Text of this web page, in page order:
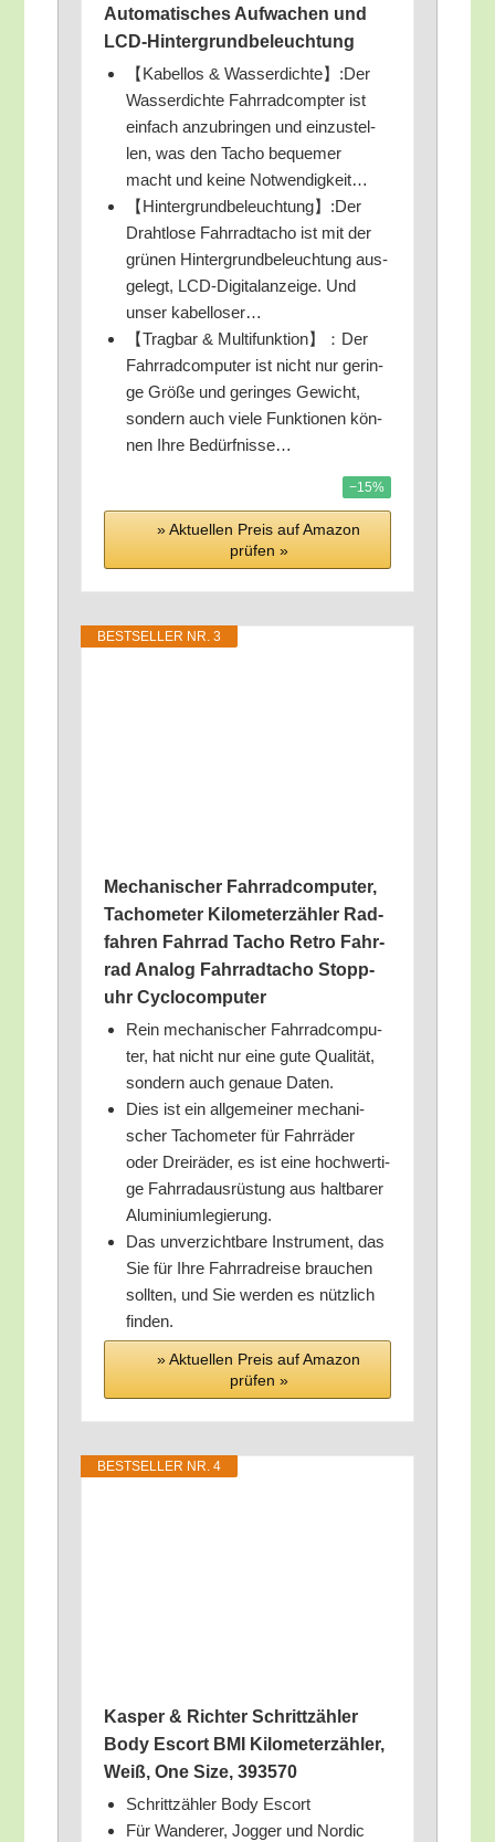
Auto­ma­ti­sches Auf­wa­chen und
LCD-Hintergrundbeleuchtung
【Kabel­los & Wasserdichte】:Der
Was­ser­dich­te Fahr­rad­comp­ter ist
ein­fach anzu­brin­gen und ein­zu­stel­
len, was den Tacho beque­mer
macht und kei­ne Notwendigkeit…
【Hintergrundbeleuchtung】:Der
Draht­lo­se Fahr­rad­ta­cho ist mit der
grü­nen Hin­ter­grund­be­leuch­tung aus­
ge­legt, LCD-Digi­tal­an­zei­ge. Und
unser kabelloser…
【Trag­bar & Multifunktion】：Der
Fahr­rad­com­pu­ter ist nicht nur gerin­
ge Grö­ße und gerin­ges Gewicht,
son­dern auch vie­le Funk­tio­nen kön­
nen Ihre Bedürfnisse…
−15%
» Aktu­el­len Preis auf Ama­zon
prü­fen »
BEST­SEL­LER NR. 3
Mecha­ni­scher Fahr­rad­com­pu­ter,
Tacho­me­ter Kilo­me­ter­zäh­ler Rad­
fah­ren Fahr­rad Tacho Retro Fahr­
rad Ana­log Fahr­rad­ta­cho Stopp­
uhr Cyclocomputer
Rein mecha­ni­scher Fahr­rad­com­pu­
ter, hat nicht nur eine gute Qua­li­tät,
son­dern auch genaue Daten.
Dies ist ein all­ge­mei­ner mecha­ni­
scher Tacho­me­ter für Fahr­rä­der
oder Drei­rä­der, es ist eine hoch­wer­ti­
ge Fahr­rad­aus­rüs­tung aus halt­ba­rer
Aluminiumlegierung.
Das unver­zicht­ba­re Instru­ment, das
Sie für Ihre Fahr­rad­rei­se brau­chen
soll­ten, und Sie wer­den es nütz­lich
finden.
» Aktu­el­len Preis auf Ama­zon
prü­fen »
BEST­SEL­LER NR. 4
Kas­per & Rich­ter Schritt­zäh­ler
Body Escort BMI Kilo­me­ter­zäh­ler,
Weiß, One Size, 393570
Schritt­zäh­ler Body Escort
Für Wan­de­rer, Jog­ger und Nor­dic